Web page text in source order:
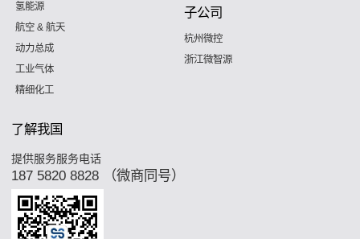
氢能源
航空 & 航天
动力总成
工业气体
精细化工
子公司
杭州微控
浙江微智源
了解我国
提供服务服务电话
187 5820 8828 （微商同号）